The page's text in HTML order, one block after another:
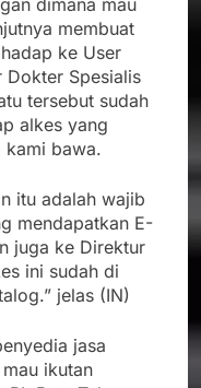
dimana mau
membuat
ke User
Dokter Spesialis
tersebut sudah
alkes yang
kami bawa.
itu adalah wajib
mendapatkan E-
juga ke Direktur
ini sudah di
jelas (IN)
jasa
ikutan